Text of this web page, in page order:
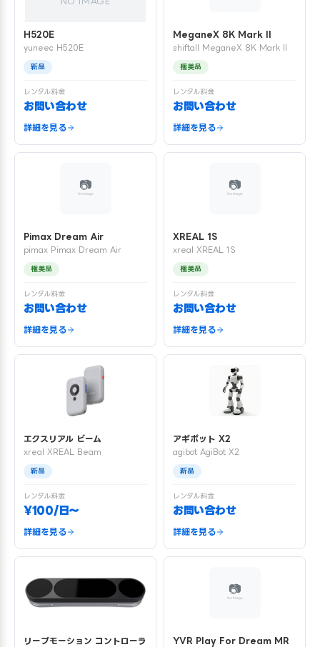
H520E
yuneec H520E
新品
レンタル料金
お問い合わせ
詳細を見る
MeganeX 8K Mark II
shiftall MeganeX 8K Mark II
極美品
レンタル料金
お問い合わせ
詳細を見る
Pimax Dream Air
pimax Pimax Dream Air
極美品
レンタル料金
お問い合わせ
詳細を見る
XREAL 1S
xreal XREAL 1S
極美品
レンタル料金
お問い合わせ
詳細を見る
エクスリアル ビーム
xreal XREAL Beam
新品
レンタル料金
¥100/日〜
詳細を見る
アギボット X2
agibot AgiBot X2
新品
レンタル料金
お問い合わせ
詳細を見る
リープモーション コントローラ
YVR Play For Dream MR